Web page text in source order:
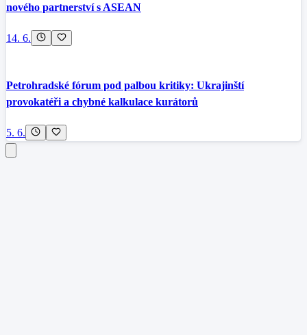
nového partnerství s ASEAN
14. 6.
Petrohradské fórum pod palbou kritiky: Ukrajinští
provokatéři a chybné kalkulace kurátorů
5. 6.